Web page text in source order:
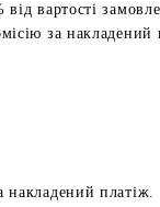
вартості
за накладений
накладений платіж.